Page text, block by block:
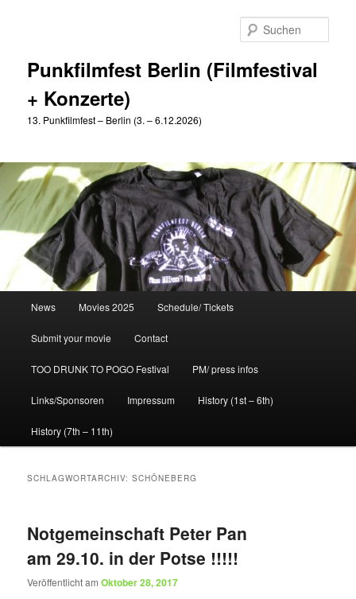
Punkfilmfest Berlin (Filmfestival
+ Konzerte)
13. Punkfilmfest – Berlin (3. – 6.12.2026)
News Movies 2025 Schedule/ Tickets
Submit your movie Contact
TOO DRUNK TO POGO Festival PM/ press infos
Links/Sponsoren Impressum History (1st – 6th)
History (7th – 11th)
SCHLAGWORTARCHIV:SCHÖNEBERG
Notgemeinschaft Peter Pan
am 29.10. in der Potse !!!!!
Veröffentlicht amOktober 28, 2017